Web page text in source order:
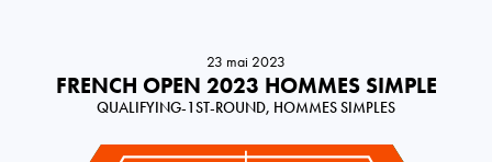
23 mai 2023
FRENCH OPEN 2023 HOMMES SIMPLE
QUALIFYING-1ST-ROUND, HOMMES SIMPLES